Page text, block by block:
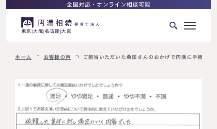
全国対応・オンライン相談可能
東京 大阪 名古屋 大宮
相続ロードマップ
はじめての方へ
サービス紹介
相続が発生した方へ
ホーム お客様の声 ご担当いただいた桑田さんのおかげで円満に手続き